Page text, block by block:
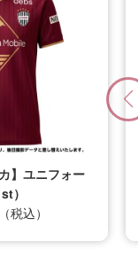
】ユニフォー
）
税込）